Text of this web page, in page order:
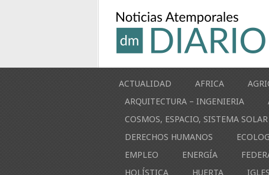
ACTUALIDAD AFRICA
ARQUITECTURA – INGENIERIA
COSMOS, ESPACIO, SISTEMA SOLAR
DERECHOS HUMANOS
EMPLEO
ENERGÍA
HOLÍSTICA
HUERTA